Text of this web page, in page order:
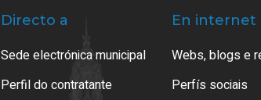
Directo a
Sede electrónica municipal
Perfil do contratante
En internet
Webs, blogs e
Perfís sociais